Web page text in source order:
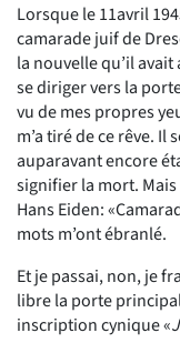
Lorsque le 11avril
camarade juif de
la nouvelle qu’il
se diriger vers la
vu de mes propres
m’a tiré de ce rêve.
auparavant encore
signifier la mort. Mais
Hans Eiden:
mots m’ont ébranlé.
Et je passai, non, je
libre la porte
inscription cynique «